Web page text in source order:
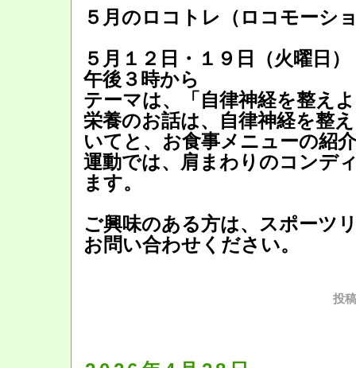
５月のロコトレ（ロコモーシ
５月１２日・１９日（火曜日）
午後３時から
テーマは、「自律神経を整え
栄養のお話は、自律神経を整
いてと、お食事メニューの紹介
運動では、肩まわりのコンデ
ます。
ご興味のある方は、スポーツ
お問い合わせください。
投